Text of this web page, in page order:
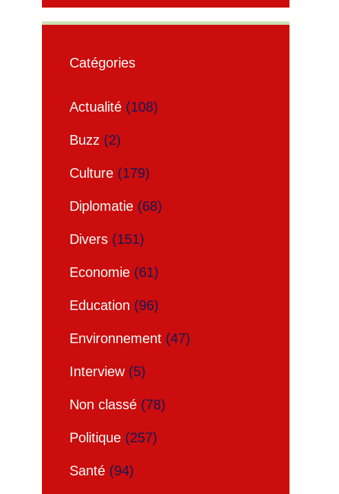
Catégories
Actualité (108)
Buzz (2)
Culture (179)
Diplomatie (68)
Divers (151)
Economie (61)
Education (96)
Environnement (47)
Interview(5)
Non classé (78)
Politique (257)
Santé (94)